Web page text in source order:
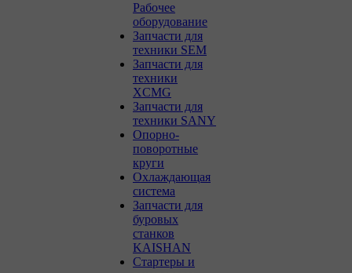
Рабочее
оборудование
Запчасти для
техники SEM
Запчасти для
техники
XCMG
Запчасти для
техники SANY
Опорно-
поворотные
круги
Охлаждающая
система
Запчасти для
буровых
станков
KAISHAN
Стартеры и